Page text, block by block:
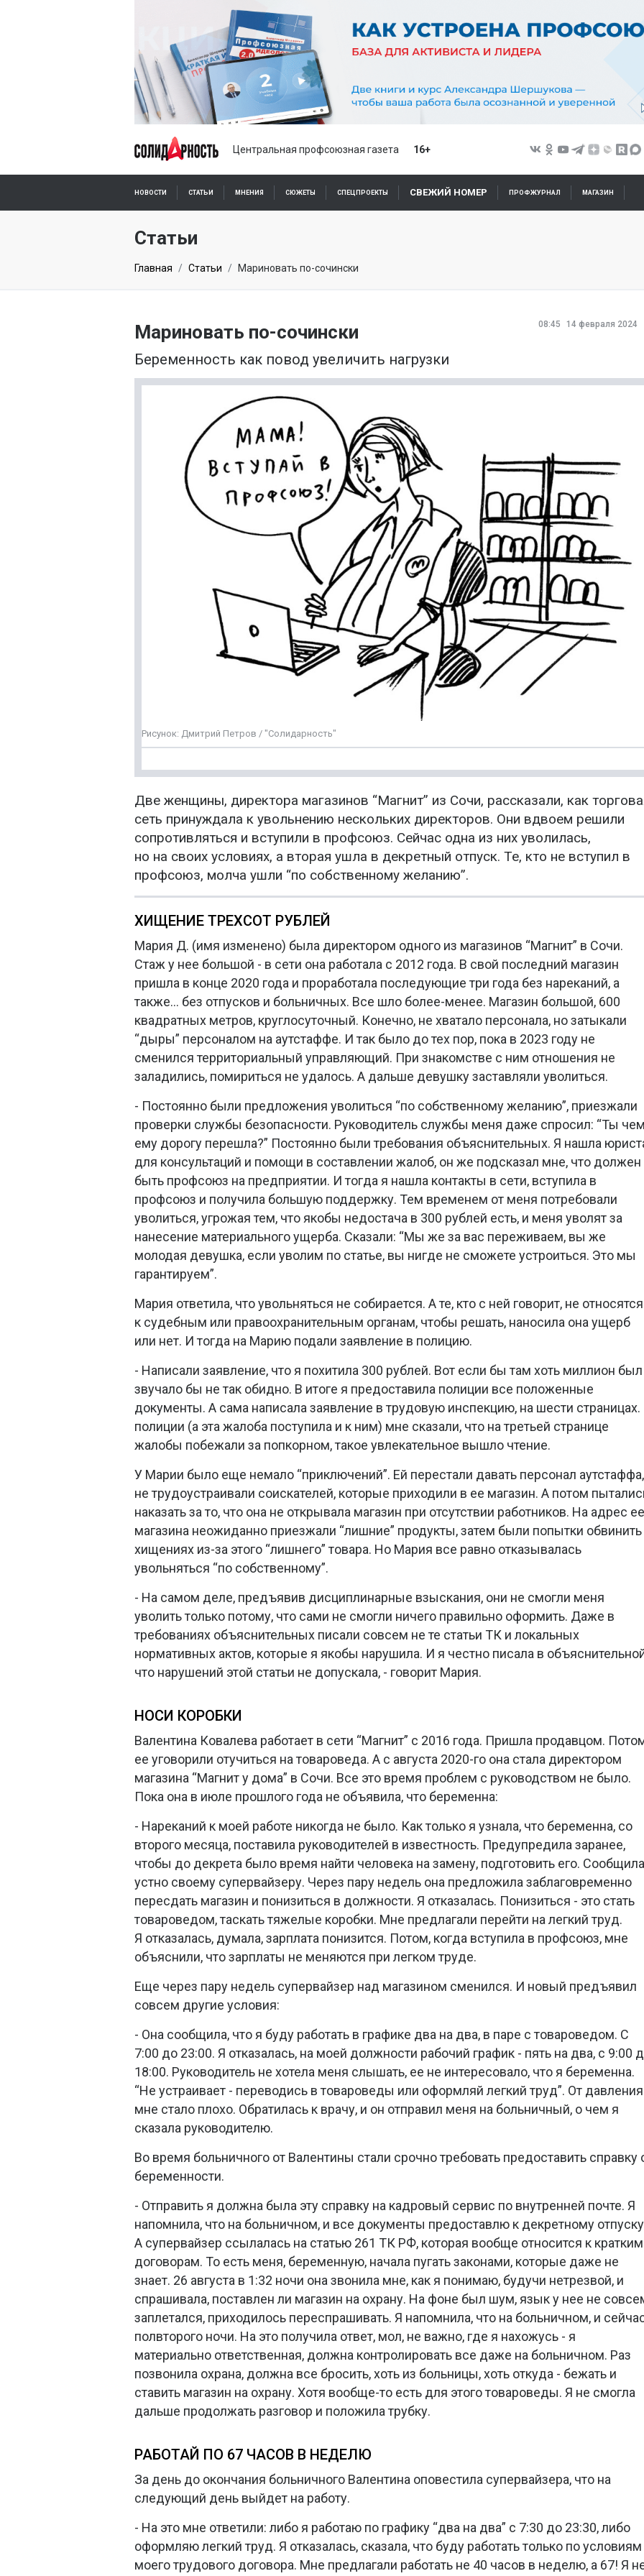
Центральная профсоюзная газета 16+
НОВОСТИ СТАТЬИ МНЕНИЯ СЮЖЕТЫ СПЕЦПРОЕКТЫ СВЕЖИЙ НОМЕР ПРОФЖУРНАЛ МАГАЗИН
Статьи
Главная Статьи Мариновать по-сочински
08:45 14 февраля 2024
Мариновать по-сочински
Беременность как повод увеличить нагрузки
Рисунок: Дмитрий Петров / "Солидарность"
Две женщины, директора магазинов “Магнит” из Сочи, рассказали, как
сеть принуждала к увольнению нескольких директоров. Они вдвоем решили
сопротивляться и вступили в профсоюз. Сейчас одна из них уволилась,
но на своих условиях, а вторая ушла в декретный отпуск. Те, кто не вступил в
профсоюз, молча ушли “по собственному желанию”.
ХИЩЕНИЕ ТРЕХСОТ РУБЛЕЙ
Мария Д. (имя изменено) была директором одного из магазинов “Магнит” в Сочи.
Стаж у нее большой - в сети она работала с 2012 года. В свой последний магазин
пришла в конце 2020 года и проработала последующие три года без нареканий, а
также… без отпусков и больничных. Все шло более-менее. Магазин большой, 600
квадратных метров, круглосуточный. Конечно, не хватало персонала, но затыкали
“дыры” персоналом на аутстаффе. И так было до тех пор, пока в 2023 году не
сменился территориальный управляющий. При знакомстве с ним отношения не
заладились, помириться не удалось. А дальше девушку заставляли уволиться.
- Постоянно были предложения уволиться “по собственному желанию”, приезжали
проверки службы безопасности. Руководитель службы меня даже спросил: “Ты
ему дорогу перешла?” Постоянно были требования объяснительных. Я нашла
для консультаций и помощи в составлении жалоб, он же подсказал мне, что должен
быть профсоюз на предприятии. И тогда я нашла контакты в сети, вступила в
профсоюз и получила большую поддержку. Тем временем от меня потребовали
уволиться, угрожая тем, что якобы недостача в 300 рублей есть, и меня уволят за
нанесение материального ущерба. Сказали: “Мы же за вас переживаем, вы же
молодая девушка, если уволим по статье, вы нигде не сможете устроиться. Это мы
гарантируем”.
Мария ответила, что увольняться не собирается. А те, кто с ней говорит, не относятся
к судебным или правоохранительным органам, чтобы решать, наносила она ущерб
или нет. И тогда на Марию подали заявление в полицию.
- Написали заявление, что я похитила 300 рублей. Вот если бы там хоть миллион
звучало бы не так обидно. В итоге я предоставила полиции все положенные
документы. А сама написала заявление в трудовую инспекцию, на шести страницах.
полиции (а эта жалоба поступила и к ним) мне сказали, что на третьей странице
жалобы побежали за попкорном, такое увлекательное вышло чтение.
У Марии было еще немало “приключений”. Ей перестали давать персонал аутстаффа,
не трудоустраивали соискателей, которые приходили в ее магазин. А потом
наказать за то, что она не открывала магазин при отсутствии работников. На адрес ее
магазина неожиданно приезжали “лишние” продукты, затем были попытки обвинить
хищениях из-за этого “лишнего” товара. Но Мария все равно отказывалась
увольняться “по собственному”.
- На самом деле, предъявив дисциплинарные взыскания, они не смогли меня
уволить только потому, что сами не смогли ничего правильно оформить. Даже в
требованиях объяснительных писали совсем не те статьи ТК и локальных
нормативных актов, которые я якобы нарушила. И я честно писала в
что нарушений этой статьи не допускала, - говорит Мария.
НОСИ КОРОБКИ
Валентина Ковалева работает в сети “Магнит” с 2016 года. Пришла продавцом.
ее уговорили отучиться на товароведа. А с августа 2020-го она стала директором
магазина “Магнит у дома” в Сочи. Все это время проблем с руководством не было.
Пока она в июле прошлого года не объявила, что беременна:
- Нареканий к моей работе никогда не было. Как только я узнала, что беременна, со
второго месяца, поставила руководителей в известность. Предупредила заранее,
чтобы до декрета было время найти человека на замену, подготовить его. Сообщила
устно своему супервайзеру. Через пару недель она предложила заблаговременно
пересдать магазин и понизиться в должности. Я отказалась. Понизиться - это стать
товароведом, таскать тяжелые коробки. Мне предлагали перейти на легкий труд.
Я отказалась, думала, зарплата понизится. Потом, когда вступила в профсоюз, мне
объяснили, что зарплаты не меняются при легком труде.
Еще через пару недель супервайзер над магазином сменился. И новый предъявил
совсем другие условия:
- Она сообщила, что я буду работать в графике два на два, в паре с товароведом. С
7:00 до 23:00. Я отказалась, на моей должности рабочий график - пять на два, с 9:00
18:00. Руководитель не хотела меня слышать, ее не интересовало, что я беременна.
“Не устраивает - переводись в товароведы или оформляй легкий труд”. От давления
мне стало плохо. Обратилась к врачу, и он отправил меня на больничный, о чем я
сказала руководителю.
Во время больничного от Валентины стали срочно требовать предоставить справку
беременности.
- Отправить я должна была эту справку на кадровый сервис по внутренней почте. Я
напомнила, что на больничном, и все документы предоставлю к декретному
А супервайзер ссылалась на статью 261 ТК РФ, которая вообще относится к кратким
договорам. То есть меня, беременную, начала пугать законами, которые даже не
знает. 26 августа в 1:32 ночи она звонила мне, как я понимаю, будучи нетрезвой, и
спрашивала, поставлен ли магазин на охрану. На фоне был шум, язык у нее не
заплетался, приходилось переспрашивать. Я напомнила, что на больничном, и
полвторого ночи. На это получила ответ, мол, не важно, где я нахожусь - я
материально ответственная, должна контролировать все даже на больничном. Раз
позвонила охрана, должна все бросить, хоть из больницы, хоть откуда - бежать и
ставить магазин на охрану. Хотя вообще-то есть для этого товароведы. Я не смогла
дальше продолжать разговор и положила трубку.
РАБОТАЙ ПО 67 ЧАСОВ В НЕДЕЛЮ
За день до окончания больничного Валентина оповестила супервайзера, что на
следующий день выйдет на работу.
- На это мне ответили: либо я работаю по графику “два на два” с 7:30 до 23:30, либо
оформляю легкий труд. Я отказалась, сказала, что буду работать только по условиям
моего трудового договора. Мне предлагали работать не 40 часов в неделю, а 67! Я